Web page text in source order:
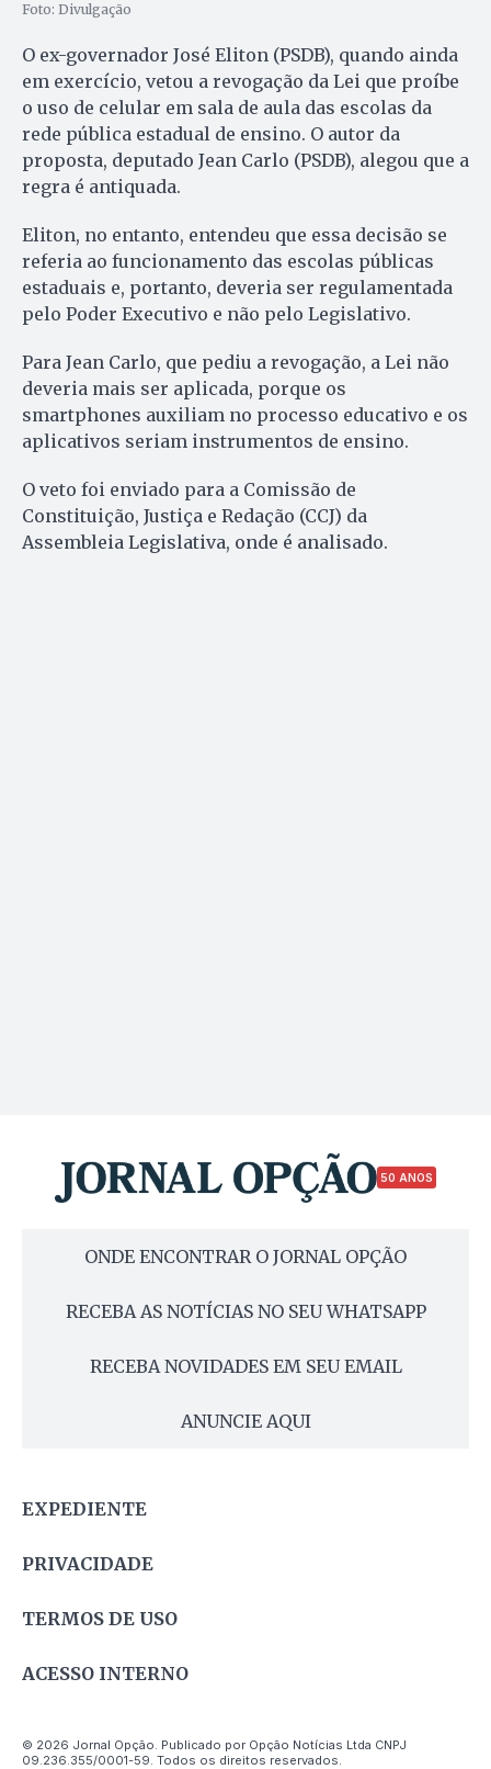
Foto: Divulgação
O ex-governador José Eliton (PSDB), quando ainda
em exercício, vetou a revogação da Lei que proíbe
o uso de celular em sala de aula das escolas da
rede pública estadual de ensino. O autor da
proposta, deputado Jean Carlo (PSDB), alegou que a
regra é antiquada.
Eliton, no entanto, entendeu que essa decisão se
referia ao funcionamento das escolas públicas
estaduais e, portanto, deveria ser regulamentada
pelo Poder Executivo e não pelo Legislativo.
Para Jean Carlo, que pediu a revogação, a Lei não
deveria mais ser aplicada, porque os
smartphones auxiliam no processo educativo e os
aplicativos seriam instrumentos de ensino.
O veto foi enviado para a Comissão de
Constituição, Justiça e Redação (CCJ) da
Assembleia Legislativa, onde é analisado.
50 ANOS
ONDE ENCONTRAR O JORNAL OPÇÃO
RECEBA AS NOTÍCIAS NO SEU WHATSAPP
RECEBA NOVIDADES EM SEU EMAIL
ANUNCIE AQUI
EXPEDIENTE
PRIVACIDADE
TERMOS DE USO
ACESSO INTERNO
© 2026 Jornal Opção. Publicado por Opção Notícias Ltda CNPJ
09.236.355/0001-59. Todos os direitos reservados.